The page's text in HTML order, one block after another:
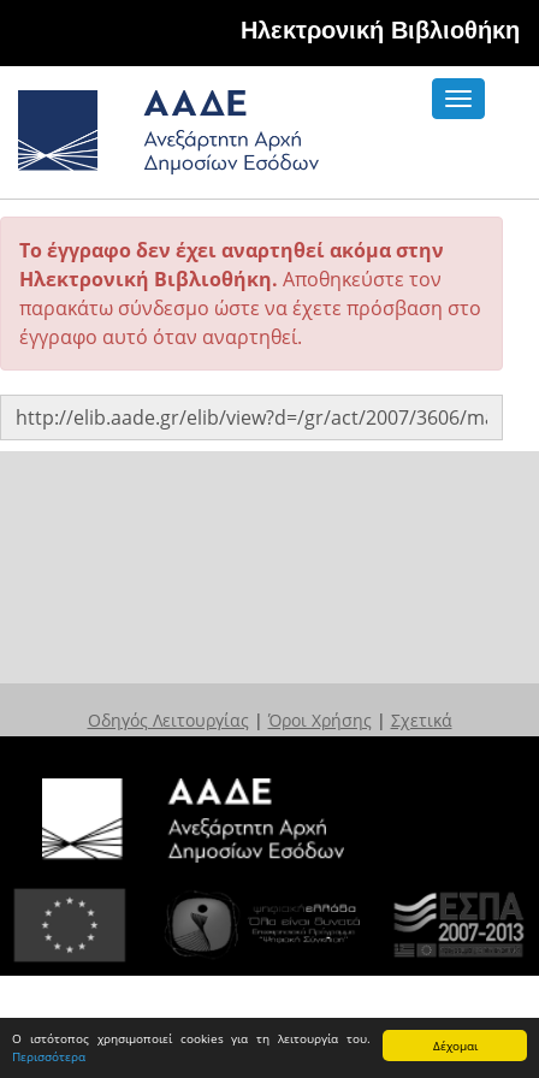
Δέχομαι
Ο ιστότοπος χρησιμοποιεί cookies για τη λειτουργία του.
Περισσότερα
Hλεκτρονική Βιβλιοθήκη
Toggle
Το έγγραφο δεν έχει αναρτηθεί ακόμα στην
Ηλεκτρονική Βιβλιοθήκη. Αποθηκεύστε τον
παρακάτω σύνδεσμο ώστε να έχετε πρόσβαση στο
έγγραφο αυτό όταν αναρτηθεί.
Οδηγός Λειτουργίας | Όροι Χρήσης | Σχετικά